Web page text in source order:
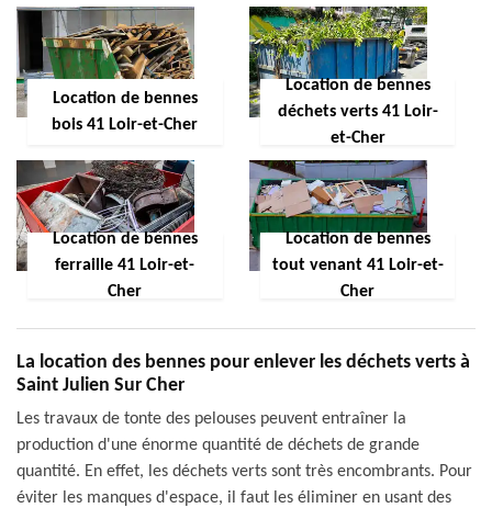
Location de bennes
bois 41 Loir-et-Cher
Location de bennes
déchets verts 41 Loir-
et-Cher
Location de bennes
ferraille 41 Loir-et-
Cher
Location de bennes
tout venant 41 Loir-et-
Cher
La location des bennes pour enlever les déchets verts à
Saint Julien Sur Cher
Les travaux de tonte des pelouses peuvent entraîner la
production d'une énorme quantité de déchets de grande
quantité. En effet, les déchets verts sont très encombrants. Pour
éviter les manques d'espace, il faut les éliminer en usant des